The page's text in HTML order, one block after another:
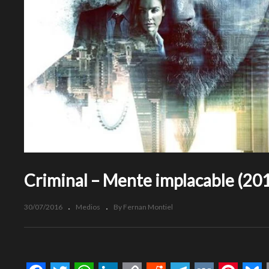
Criminal – Mente implacable
30/07/2016 Medios By Fernan Montiel